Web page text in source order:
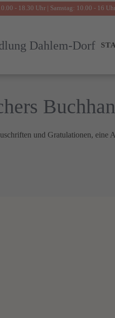
- 18.30 Uhr | Samstag: 10.00 - 16
und Gratulationen, eine